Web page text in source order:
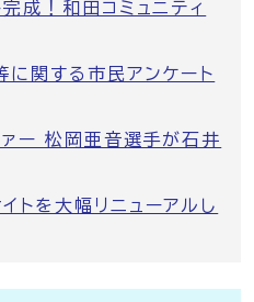
成！和田コミュニティ
に関する市民アンケート
ー 松岡亜音選手が石井
トを大幅リニューアルし